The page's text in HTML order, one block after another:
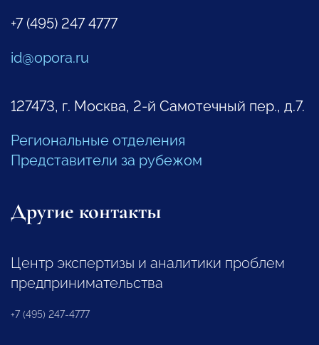
+7 (495) 247 4777
id@opora.ru
127473, г. Москва, 2-й Самотечный пер., д.7.
Региональные отделения
Представители за рубежом
Другие контакты
Центр экспертизы и аналитики проблем
предпринимательства
+7 (495) 247-4777